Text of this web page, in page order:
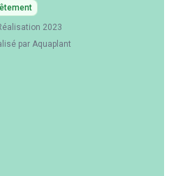
2023
par Aquaplant